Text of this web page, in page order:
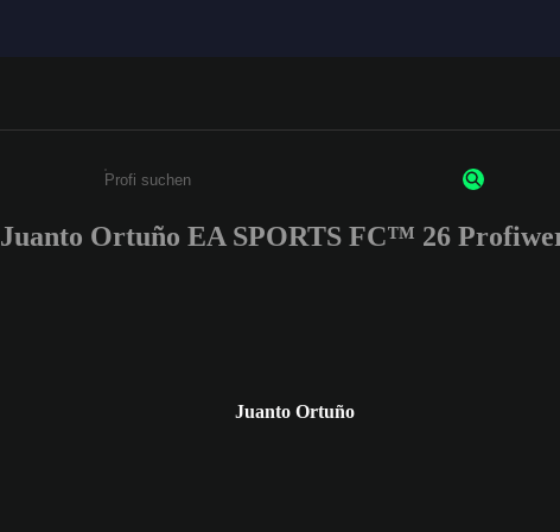
Gib mindestens 3 Zeichen oder Ziffern ein
Juanto Ortuño EA SPORTS FC™ 26
Juanto Ortuño